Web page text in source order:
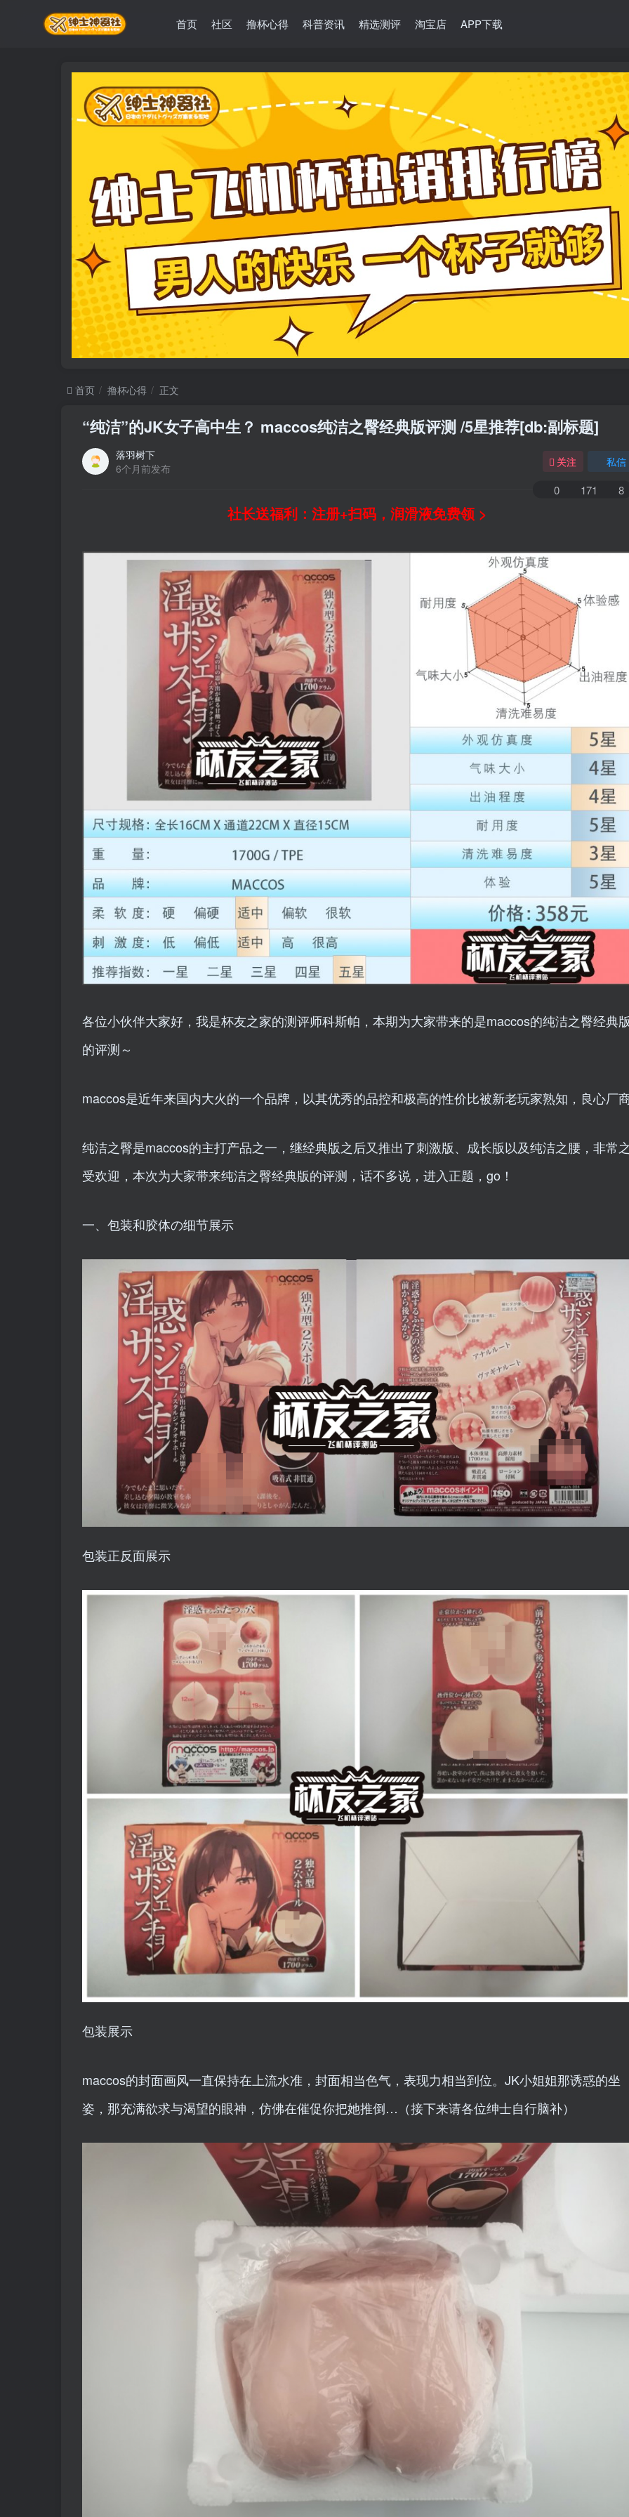
首页 社区 撸杯心得 科普资讯 精选测评 淘宝店 APP下载
首页 撸杯心得 正文
“纯洁”的JK女子高中生？ maccos纯洁之臀经典版评测 /5星推荐[db:副标题]
落羽树下
6个月前发布
关注 私信
0 171 8
社长送福利：注册+扫码，润滑液免费领 >
各位小伙伴大家好，我是杯友之家的测评师科斯帕，本期为大家带来的是maccos的纯洁之臀经典版
的评测～
maccos是近年来国内大火的一个品牌，以其优秀的品控和极高的性价比被新老玩家熟知，良心厂
纯洁之臀是maccos的主打产品之一，继经典版之后又推出了刺激版、成长版以及纯洁之腰，非常之
受欢迎，本次为大家带来纯洁之臀经典版的评测，话不多说，进入正题，go！
一、包装和胶体の细节展示
包装正反面展示
包装展示
maccos的封面画风一直保持在上流水准，封面相当色气，表现力相当到位。JK小姐姐那诱惑的坐
姿，那充满欲求与渴望的眼神，仿佛在催促你把她推倒…（接下来请各位绅士自行脑补）